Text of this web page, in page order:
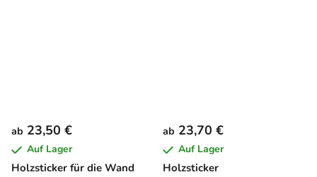
Holzsticker für die Wand
ab 23,50 €
Auf Lager
Holzsticker
ab 23,70 €
Auf Lager